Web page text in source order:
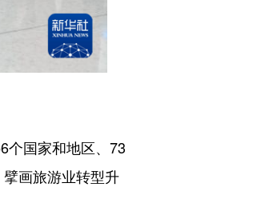
个国家和地区、73
画旅游业转型升